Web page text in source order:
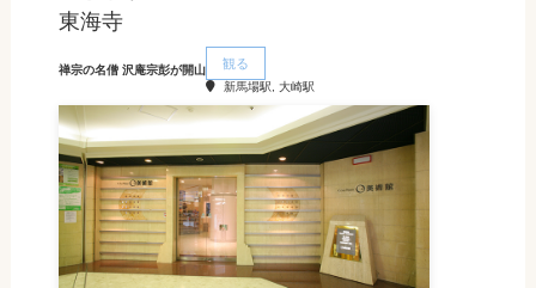
東海寺
禅宗の名僧 沢庵宗彭が開山 観る
新馬場駅, 大崎駅